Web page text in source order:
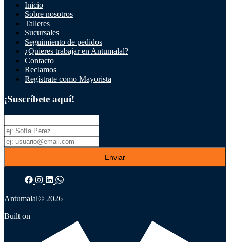
Inicio
Sobre nosotros
Talleres
Sucursales
Seguimiento de pedidos
¿Quieres trabajar en Antumalal?
Contacto
Reclamos
Regístrate como Mayorista
¡Suscríbete aquí!
Enviar
Antumalal© 2026
Built on